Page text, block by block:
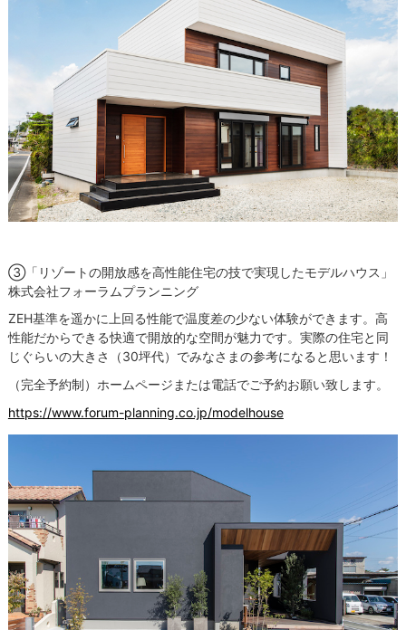
③「 リゾートの開放感を高性能住宅の技で実現したモデルハウス」
株式会社フォーラムプランニング
ZEH基準を遥かに上回る性能で温度差の少ない体験ができます。高
性能だからできる快適で開放的な空間が魅力です。実際の住宅と同
じぐらいの大きさ（30坪代）でみなさまの参考になると思います！
（完全予約制）ホームページまたは電話でご予約お願い致します。
https://www.forum-planning.co.jp/modelhouse